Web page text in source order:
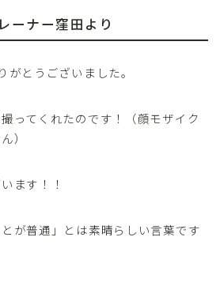
ーナー窪田より
とうございました。
ってくれたのです！（顔モザイク
）
ます！！
とが普通」とは素晴らしい言葉です